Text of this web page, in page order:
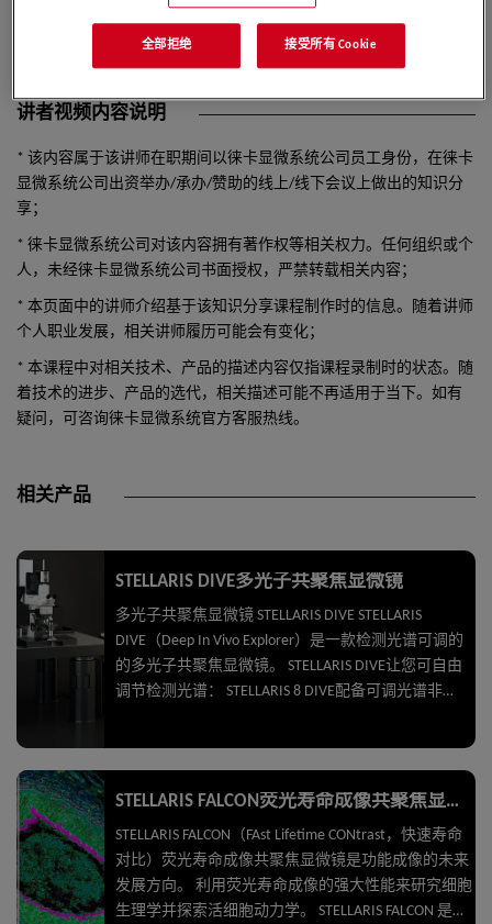
讲者视频内容说明
* 该内容属于该讲师在职期间以徕卡显微系统公司员工身份，在徕卡
显微系统公司出资举办/承办/赞助的线上/线下会议上做出的知识分
享；
* 徕卡显微系统公司对该内容拥有著作权等相关权力。任何组织或个
人，未经徕卡显微系统公司书面授权，严禁转载相关内容；
* 本页面中的讲师介绍基于该知识分享课程制作时的信息。随着讲师
个人职业发展，相关讲师履历可能会有变化；
* 本课程中对相关技术、产品的描述内容仅指课程录制时的状态。随
着技术的进步、产品的选代，相关描述可能不再适用于当下。如有
疑问，可咨询徕卡显微系统官方客服热线。
相关产品
STELLARIS DIVE多光子共聚焦显微镜
多光子共聚焦显微镜 STELLARIS DIVE STELLARIS
DIVE（Deep In Vivo Explorer）是一款检测光谱可调的
的多光子共聚焦显微镜。 STELLARIS DIVE让您可自由
调节检测光谱： STELLARIS 8 DIVE配备可调光谱非退
DIVE多光子共聚焦显微镜优化成像的穿透深度和对
比度： 新型可变扩束镜可进行调节，将穿透深度增
成像达到更高对比度和深度。 STELLARIS 8 DIVE为您
带来理想实验结果！
STELLARIS FALCON荧光寿命成像共聚焦显微镜
STELLARIS FALCON（FAst Lifetime CONtrast，快速寿命
对比）荧光寿命成像共聚焦显微镜是功能成像的未来
发展方向。 利用荧光寿命成像的强大性能来研究细胞
生理学并探索活细胞动力学。 STELLARIS FALCON 是一
全部拒绝 接受所有 Cookie